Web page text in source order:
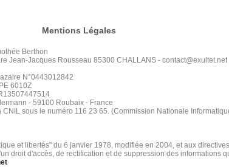
Mentions Légales
Berthon
Jean-Jacques Rousseau 85300 CHALLANS - contact@exultet.net
N°0443012842
6010Z
- 59100 Roubaix - France
sous le numéro 116 23 65. (Commission Nationale
et libertés" du 6 janvier 1978, modifiée en 2004, et aux
droit d'accès, de rectification et de suppression des informations